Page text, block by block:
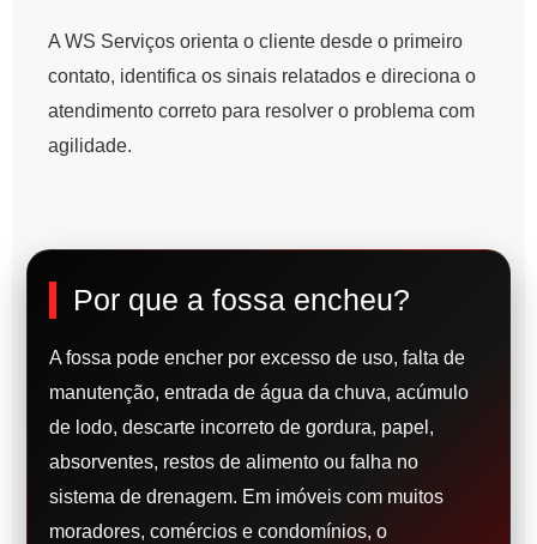
A WS Serviços orienta o cliente desde o primeiro
contato, identifica os sinais relatados e direciona o
atendimento correto para resolver o problema com
agilidade.
Por que a fossa encheu?
A fossa pode encher por excesso de uso, falta de
manutenção, entrada de água da chuva, acúmulo
de lodo, descarte incorreto de gordura, papel,
absorventes, restos de alimento ou falha no
sistema de drenagem. Em imóveis com muitos
moradores, comércios e condomínios, o